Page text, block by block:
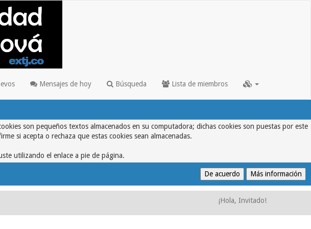
Mensajes de hoy Búsqueda Lista de miembros
son pequeños textos almacenados en su computadora; dichas cookies son puestas por este
si acepta o rechaza que estas cookies sean almacenadas.
utilizando el enlace a pie de página.
¡Hola, Invitado!